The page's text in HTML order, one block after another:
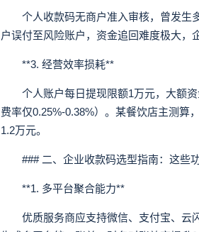
个人收款码无商户准入审核，曾发生
户误付至风险账户，资金追回难度极大，
**3. 经营效率损耗**
个人账户每日提现限额1万元，大额资
费率仅0.25%-0.38%）。某餐饮店主测算
1.2万元。
### 二、企业收款码选型指南：这些
**1. 多平台聚合能力**
优质服务商应支持微信、支付宝、云